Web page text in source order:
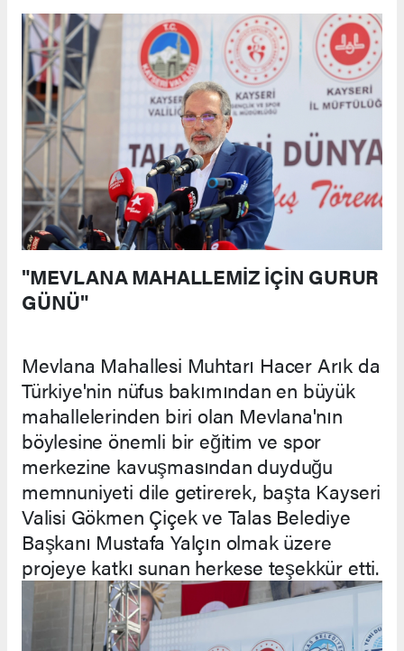
"MEVLANA MAHALLEMİZ İÇİN GURUR
GÜNÜ"
Mevlana Mahallesi Muhtarı Hacer Arık da
Türkiye'nin nüfus bakımından en büyük
mahallelerinden biri olan Mevlana'nın
böylesine önemli bir eğitim ve spor
merkezine kavuşmasından duyduğu
memnuniyeti dile getirerek, başta Kayseri
Valisi Gökmen Çiçek ve Talas Belediye
Başkanı Mustafa Yalçın olmak üzere
projeye katkı sunan herkese teşekkür etti.